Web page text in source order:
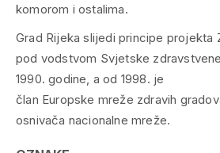
komorom i ostalima.
Grad Rijeka slijedi principe projekta
pod vodstvom Svjetske
1990. godine, a od 1998. je
član Europske mreže zdravih
osnivača nacionalne mreže.